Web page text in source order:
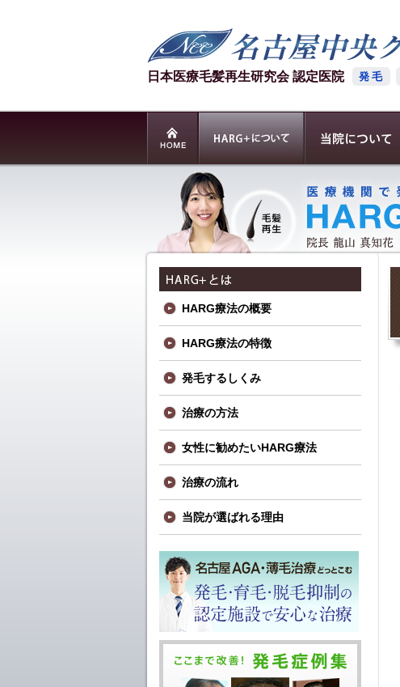
日本医療毛髪再生研究会 認定医院 発毛
HARG療法の概要
HARG療法の特徴
発毛するしくみ
治療の方法
女性に勧めたいHARG療法
治療の流れ
当院が選ばれる理由